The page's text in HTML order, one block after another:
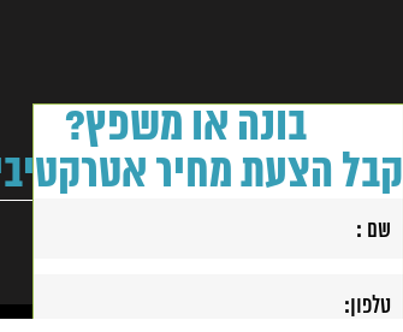
בונה או משפץ?
קבל הצעת מחיר